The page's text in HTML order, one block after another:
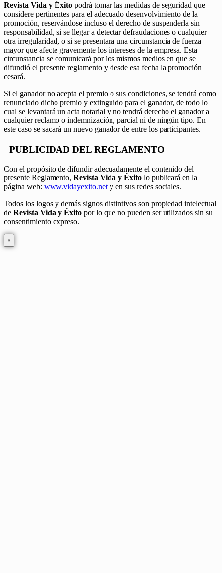
Revista Vida y Éxito podrá tomar las medidas de seguridad que
considere pertinentes para el adecuado desenvolvimiento de la
promoción, reservándose incluso el derecho de suspenderla sin
responsabilidad, si se llegar a detectar defraudaciones o cualquier
otra irregularidad, o si se presentara una circunstancia de fuerza
mayor que afecte gravemente los intereses de la empresa. Esta
circunstancia se comunicará por los mismos medios en que se
difundió el presente reglamento y desde esa fecha la promoción
cesará.
Si el ganador no acepta el premio o sus condiciones, se tendrá como
renunciado dicho premio y extinguido para el ganador, de todo lo
cual se levantará un acta notarial y no tendrá derecho el ganador a
cualquier reclamo o indemnización, parcial ni de ningún tipo. En
este caso se sacará un nuevo ganador de entre los participantes.
PUBLICIDAD DEL REGLAMENTO
Con el propósito de difundir adecuadamente el contenido del
presente Reglamento, Revista Vida y Éxito lo publicará en la
página web: www.vidayexito.net y en sus redes sociales.
Todos los logos y demás signos distintivos son propiedad intelectual
de Revista Vida y Éxito por lo que no pueden ser utilizados sin su
consentimiento expreso.
×